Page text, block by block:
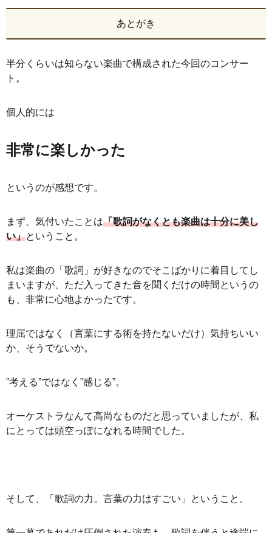
あとがき
半分くらいは知らない楽曲で構成された今回のコンサー
ト。
個人的には
非常に楽しかった
というのが感想です。
まず、気付いたことは「歌詞がなくとも楽曲は十分に美し
い」ということ。
私は楽曲の「歌詞」が好きなのでそこばかりに着目してし
まいますが、ただ入ってきた音を聞くだけの時間というの
も、非常に心地よかったです。
理屈ではなく（言葉にする術を持たないだけ）気持ちいい
か、そうでないか。
”考える”ではなく”感じる”。
オーケストラなんて高尚なものだと思っていましたが、私
にとっては頭空っぽになれる時間でした。
そして、「歌詞の力。言葉の力はすごい」ということ。